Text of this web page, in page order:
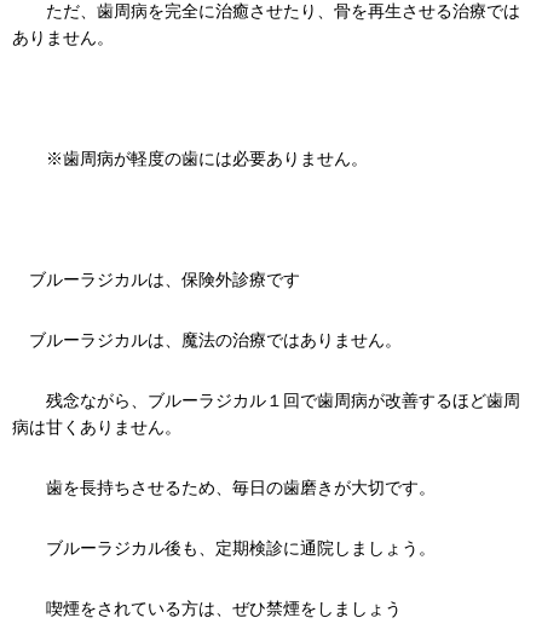
ただ、歯周病を完全に治癒させたり、骨を再生させる治療では
ありません。
※歯周病が軽度の歯には必要ありません。
ブルーラジカルは、保険外診療です
ブルーラジカルは、魔法の治療ではありません。
残念ながら、ブルーラジカル１回で歯周病が改善するほど歯周
病は甘くありません。
歯を長持ちさせるため、毎日の歯磨きが大切です。
ブルーラジカル後も、定期検診に通院しましょう。
喫煙をされている方は、ぜひ禁煙をしましょう